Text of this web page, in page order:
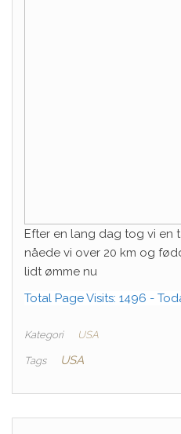
Efter en lang dag tog vi en
nåede vi over 20 km og
lidt ømme nu
Total Page Visits: 1496 -
Kategori USA
Tags USA